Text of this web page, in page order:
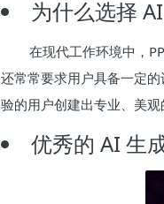
为什么选择
在现代工作环境中，
还常常要求用户具备一定
验的用户创建出专业、美观
优秀的 AI 生